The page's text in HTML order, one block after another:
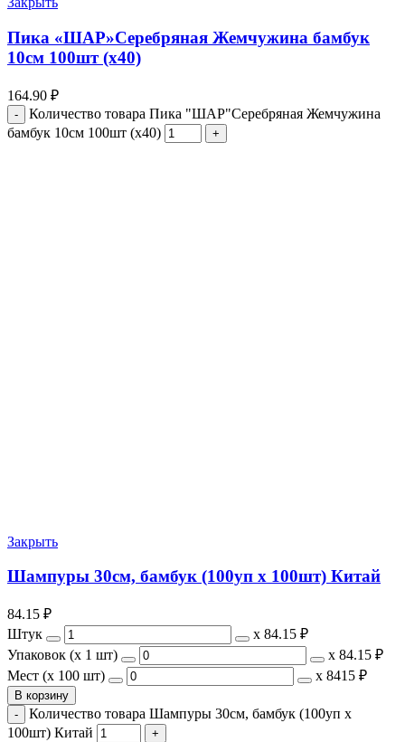
Пика «ШАР»Серебряная Жемчужина бамбук
10см 100шт (х40)
164.90 ₽
Количество товара Пика "ШАР"Серебряная Жемчужина
бамбук 10см 100шт (х40)
Закрыть
Шампуры 30см, бамбук (100уп х 100шт) Китай
84.15 ₽
Штук
х 84.15 ₽
Упаковок (x 1 шт)
х 84.15 ₽
Мест (x 100 шт)
х 8415 ₽
В корзину
Количество товара Шампуры 30см, бамбук (100уп х
100шт) Китай